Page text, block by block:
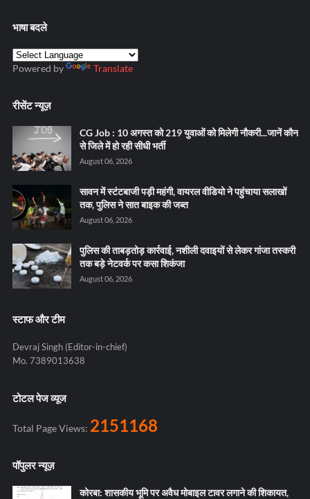
भाषा बदले
Powered by Translate
रीसेंट न्यूज़
CG Job : 10 अगस्त को 219 युवाओं को मिलेगी नौकरी...जानें कौन
से जिले में हो रही सीधी भर्ती
August 06, 2026
सावन में स्टंटबाजी पड़ी महंगी, वायरल वीडियो ने पहुंचाया सलाखों
तक, पुलिस ने सात बाइक की जब्त
August 06, 2026
पुलिस की ताबड़तोड़ कार्रवाई, नशीली दवाइयों से लेकर गांजा तस्करी
तक बड़े नेटवर्क पर कसा शिकंजा
August 06, 2026
स्टाफ और टीम
Devraj Singh (Editor-in-chief)
Mo. 7389013638
टोटल पेज व्यूज
Total Page Views: 2151168
पॉपुलर न्यूज़
कोरबा: शासकीय भूमि पर अवैध मोबाइल टावर लगाने की शिकायत,